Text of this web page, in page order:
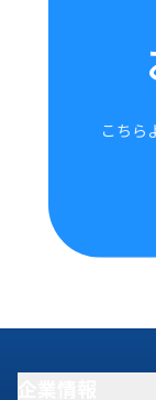
こちら